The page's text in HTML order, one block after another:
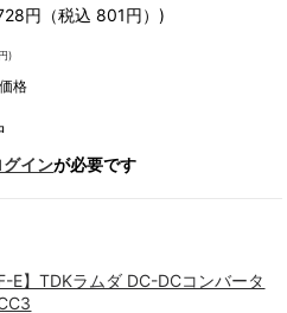
円（税込 801円）)
)
格
グインが必要です
E】TDKラムダ DC-DCコンバータ